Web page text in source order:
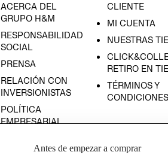
ACERCA DEL
GRUPO H&M
RESPONSABILIDAD
SOCIAL
PRENSA
RELACIÓN CON
INVERSIONISTAS
POLÍTICA
EMPRESARIAL
CLIENTE
MI CUENTA
NUESTRAS
RETIRO EN
TÉRMINOS Y
CONDICIONES
Antes de empezar a comprar